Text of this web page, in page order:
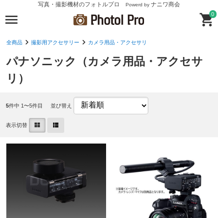
写真・撮影機材のフォトルプロ Powerd by ナニワ商会
0
全商品 撮影用アクセサリー カメラ用品・アクセサリ
パナソニック（カメラ用品・アクセサ
リ）
5件中 1〜5件目 並び替え
表示切替